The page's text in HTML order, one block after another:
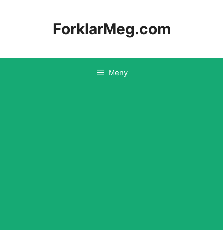
ForklarMeg.com
Meny